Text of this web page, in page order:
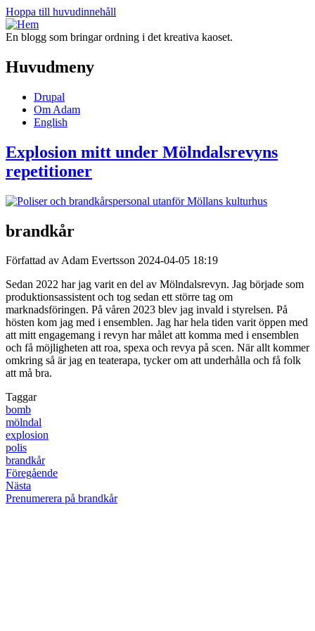
Hoppa till huvudinnehåll
En blogg som bringar ordning i det kreativa kaoset.
Huvudmeny
Drupal
Om Adam
English
Explosion mitt under Mölndalsrevyns
repetitioner
brandkår
Författad av Adam Evertsson 2024-04-05 18:19
Sedan 2022 har jag varit en del av Mölndalsrevyn. Jag började som
produktionsassistent och tog sedan ett större tag om
marknadsföringen. På våren 2023 blev jag invald i styrelsen. På
hösten kom jag med i ensemblen. Jag har hela tiden varit öppen med
att mitt engagemang i revyn har målet att komma med i ensemblen
och få möjligheten att roa, spexa och revya på scen. När allt kommer
omkring så är jag en teaterapa, tycker om att underhålla och få folk
att må bra.
Taggar
bomb
mölndal
explosion
polis
brandkår
Föregående
Nästa
Prenumerera på brandkår